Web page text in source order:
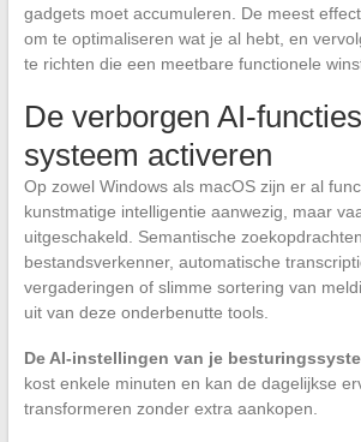
gadgets moet accumuleren. De meest
om te optimaliseren wat je al hebt, en
te richten die een meetbare functionele
De verborgen AI-
systeem activeren
Op zowel Windows als macOS zijn er al
kunstmatige intelligentie aanwezig, maar
uitgeschakeld. Semantische
bestandsverkenner, automatische
vergaderingen of slimme sortering van
uit van deze onderbenutte tools.
De AI-instellingen van je
kost enkele minuten en kan de dagelijkse
transformeren zonder extra aankopen.